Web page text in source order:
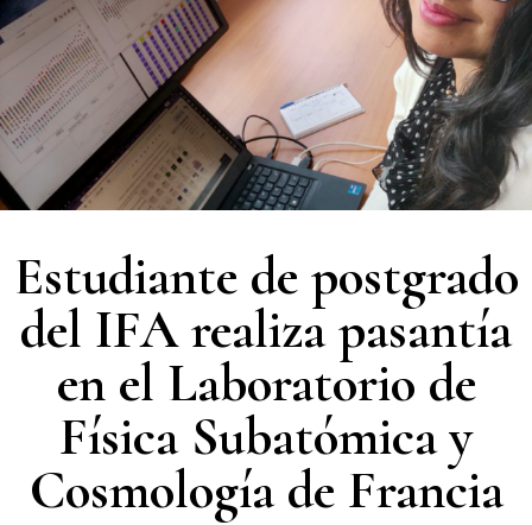
Estudiante de postgrado
del IFA realiza pasantía
en el Laboratorio de
Física Subatómica y
Cosmología de Francia